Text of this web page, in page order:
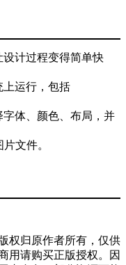
设计过程变得简单快
上运行，包括
字体、颜色、布局，并
文件。
权归原作者所有，仅供
用请购买正版授权。因